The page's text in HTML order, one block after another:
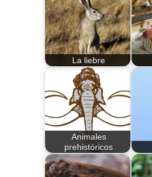
La liebre
Animales
prehistóricos